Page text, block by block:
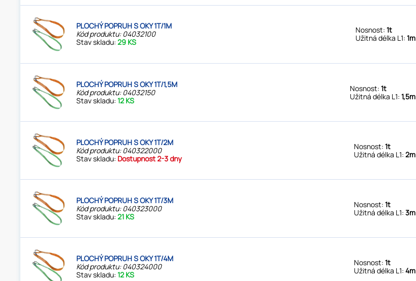
PLOCHÝ POPRUH S OKY 1T/1M
Kód produktu: 04032100
Stav skladu:29 KS
Nosnost: 1t
Užitná délka L1: 1m
PLOCHÝ POPRUH S OKY 1T/1,5M
Kód produktu: 04032150
Stav skladu:12 KS
Nosnost: 1t
Užitná délka L1: 1,5m
PLOCHÝ POPRUH S OKY 1T/2M
Kód produktu: 040322000
Stav skladu: Dostupnost 2-3 dny
Nosnost: 1t
Užitná délka L1: 2m
PLOCHÝ POPRUH S OKY 1T/3M
Kód produktu: 040323000
Stav skladu:21 KS
Nosnost: 1t
Užitná délka L1: 3m
PLOCHÝ POPRUH S OKY 1T/4M
Kód produktu: 040324000
Stav skladu:12 KS
Nosnost: 1t
Užitná délka L1: 4m